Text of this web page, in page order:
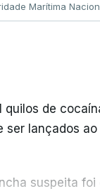
Marítima
quilos de
lançados
suspeita